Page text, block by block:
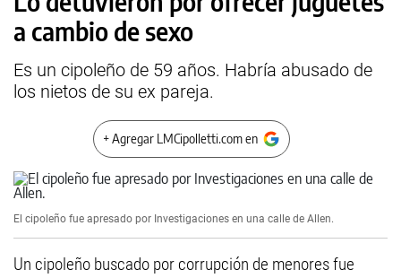
a cambio de sexo
Es un cipoleño de 59 años. Habría abusado de
los nietos de su ex pareja.
+ Agregar LMCipolletti.com en
El cipoleño fue apresado por Investigaciones en una calle de Allen.
Un cipoleño buscado por corrupción de menores fue